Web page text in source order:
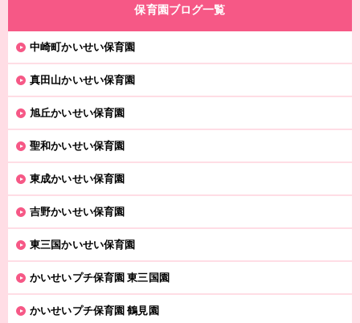
保育園ブログ一覧
中崎町かいせい保育園
真田山かいせい保育園
旭丘かいせい保育園
聖和かいせい保育園
東成かいせい保育園
吉野かいせい保育園
東三国かいせい保育園
かいせいプチ保育園 東三国園
かいせいプチ保育園 鶴見園